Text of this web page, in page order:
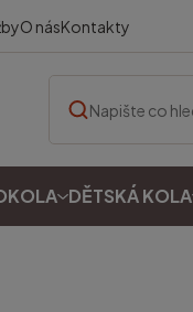
O násKontakty
DĚTSKÁ KOLA